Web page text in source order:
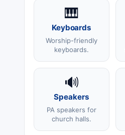
🎹
Keyboards
Worship-friendly
keyboards.
🔊
Speakers
PA speakers for
church halls.